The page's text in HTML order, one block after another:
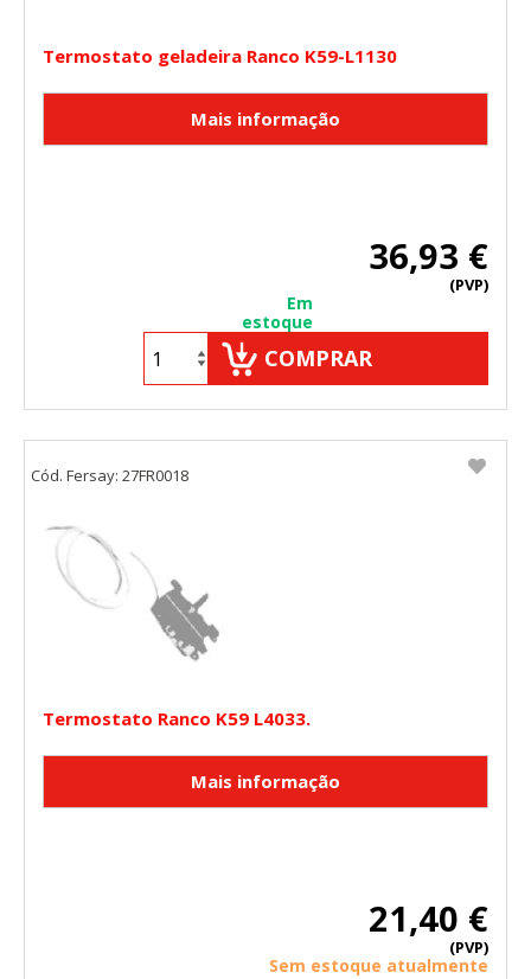
Termostato geladeira Ranco K59-L1130
36,93 €
(PVP)
Em
estoque
COMPRAR
Termostato Ranco K59 L4033.
21,40 €
(PVP)
Sem estoque atualmente
Cód. Fersay: 27FR0018